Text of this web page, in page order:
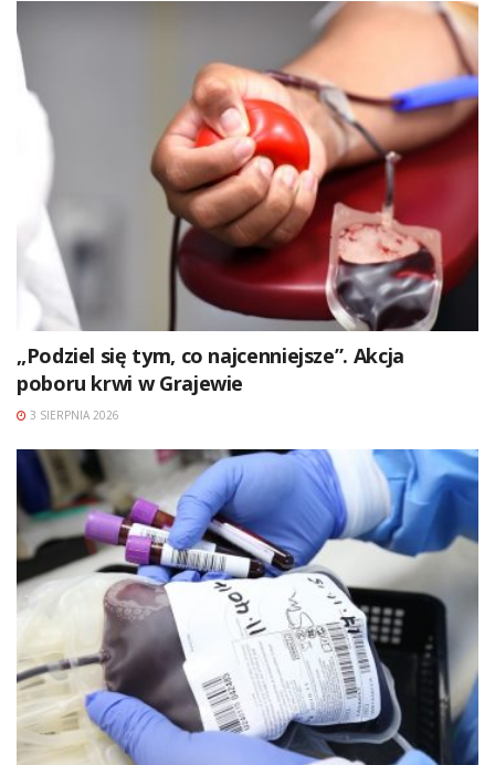
„Podziel się tym, co najcenniejsze”. Akcja
poboru krwi w Grajewie
3 SIERPNIA 2026